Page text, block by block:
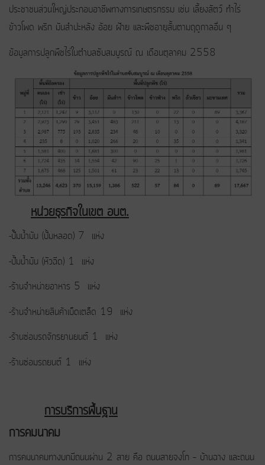
ประชาชนส่วนใหญ่ประกอบอาชีพทางการเกษตรกรรม เช่น เลี้ยงสัตว์ ทำไร่
ข้าวโพด พริก มันสำปะหลัง อ้อย ฝ้าย และพืชอายุสั้นตามฤดูกาลอื่น ๆ
ข้อมูลการปลูกพืชไร่ในตำบลซับสมบูรณ์ ณ เดือนตุลาคม 2558
หน่วยธุรกิจในเขต อบต.
-ปั๊มน้ำมัน (ปั้มหลอด) 7 แห่ง
-ปั้มน้ำมัน (หัวฉีด) 1 แห่ง
-ร้านจำหน่ายอาหาร 5 แห่ง
-ร้านจำหน่ายสินค้าเบ็ดเตล็ด 19 แห่ง
-ร้านซ่อมรถจักรยานยนต์ 1 แห่ง
-ร้านซ่อมรถยนต์ 1 แห่ง
การบริการพื้นฐาน
การคมนาคม
การคมนาคมทางบกมีถนนผ่าน 2 สาย คือ ถนนสายจงโก – บ้านฉาง และถนน